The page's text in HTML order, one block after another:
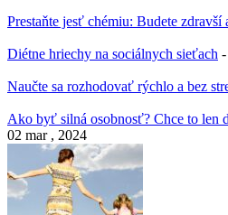
Prestaňte jesť chémiu: Budete zdravší
Diétne hriechy na sociálnych sieťach
Naučte sa rozhodovať rýchlo a bez
Ako byť silná osobnosť? Chce to len
02 mar , 2024